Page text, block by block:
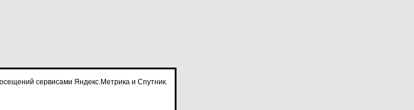
сервисами Яндекс.Метрика и Спутник.